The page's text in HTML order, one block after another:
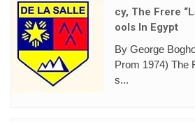
Dévoilé
https://
eglise/